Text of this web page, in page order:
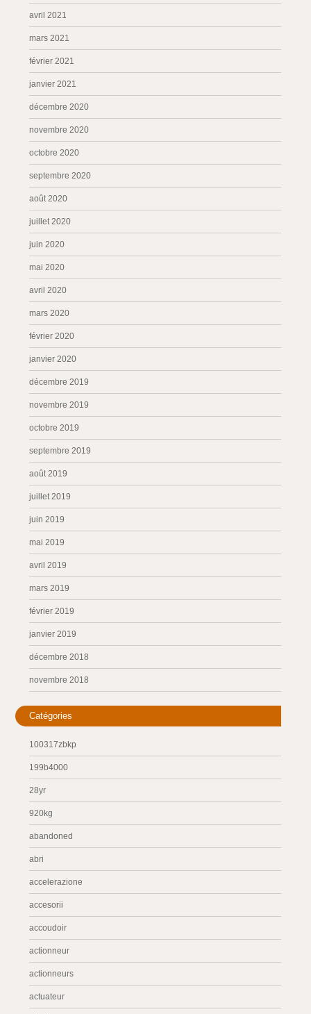
avril 2021
mars 2021
février 2021
janvier 2021
décembre 2020
novembre 2020
octobre 2020
septembre 2020
août 2020
juillet 2020
juin 2020
mai 2020
avril 2020
mars 2020
février 2020
janvier 2020
décembre 2019
novembre 2019
octobre 2019
septembre 2019
août 2019
juillet 2019
juin 2019
mai 2019
avril 2019
mars 2019
février 2019
janvier 2019
décembre 2018
novembre 2018
Catégories
100317zbkp
199b4000
28yr
920kg
abandoned
abri
accelerazione
accesorii
accoudoir
actionneur
actionneurs
actuateur